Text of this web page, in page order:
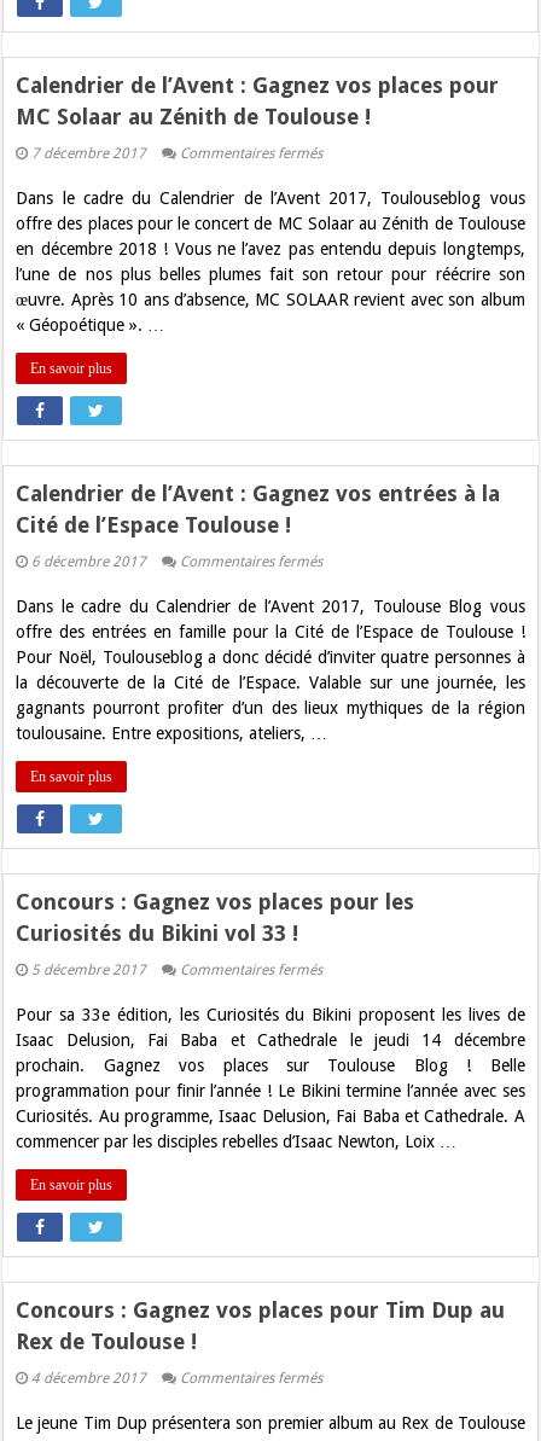
Calendrier de l’Avent : Gagnez vos places pour
MC Solaar au Zénith de Toulouse !
7 décembre 2017 Commentaires ferméssur
l’Avent
:
vos
places
MC
Dans le cadre du Calendrier de l’Avent 2017, Toulouseblog vous
offre des places pour le concert de MC Solaar au Zénith de Toulouse
en décembre 2018 ! Vous ne l’avez pas entendu depuis longtemps,
l’une de nos plus belles plumes fait son retour pour réécrire son
œuvre. Après 10 ans d’absence, MC SOLAAR revient avec son album
« Géopoétique ». …
En savoir plus
Calendrier de l’Avent : Gagnez vos entrées à la
Cité de l’Espace Toulouse !
6 décembre 2017 Commentaires ferméssur
l’Avent
:
vos
entrées
la
Dans le cadre du Calendrier de l’Avent 2017, Toulouse Blog vous
offre des entrées en famille pour la Cité de l’Espace de Toulouse !
Pour Noël, Toulouseblog a donc décidé d’inviter quatre personnes à
la découverte de la Cité de l’Espace. Valable sur une journée, les
gagnants pourront profiter d’un des lieux mythiques de la région
toulousaine. Entre expositions, ateliers, …
En savoir plus
Concours : Gagnez vos places pour les
Curiosités du Bikini vol 33 !
5 décembre 2017 Commentaires ferméssur
Gagnez
vos
pour
les
du
Bikini
Pour sa 33e édition, les Curiosités du Bikini proposent les lives de
Isaac Delusion, Fai Baba et Cathedrale le jeudi 14 décembre
prochain. Gagnez vos places sur Toulouse Blog ! Belle
programmation pour finir l’année ! Le Bikini termine l’année avec ses
Curiosités. Au programme, Isaac Delusion, Fai Baba et Cathedrale. A
commencer par les disciples rebelles d’Isaac Newton, Loix …
En savoir plus
Concours : Gagnez vos places pour Tim Dup au
Rex de Toulouse !
4 décembre 2017 Commentaires ferméssur
Gagnez
Le jeune Tim Dup présentera son premier album au Rex de Toulouse